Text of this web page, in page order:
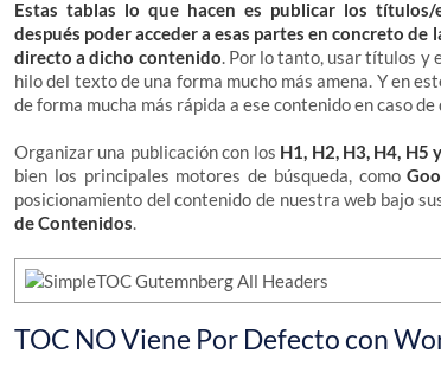
Estas tablas lo que hacen es publicar los
después poder acceder a esas partes en concreto de
directo a dicho contenido. Por lo tanto, usar títulos y
hilo del texto de una forma mucho más amena. Y en
de forma mucha más rápida a ese contenido en caso
Organizar una publicación con los H1, H2, H3, H4, H5
bien los principales motores de búsqueda, como
posicionamiento del contenido de nuestra web bajo
de Contenidos.
TOC NO Viene Por Defecto con